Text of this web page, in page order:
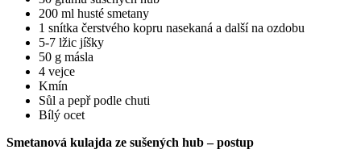
200 ml husté smetany
1 snítka čerstvého kopru nasekaná a další na ozdobu
5-7 lžic jíšky
50 g másla
4 vejce
Kmín
Sůl a pepř podle chuti
Bílý ocet
Smetanová kulajda ze sušených hub – postup